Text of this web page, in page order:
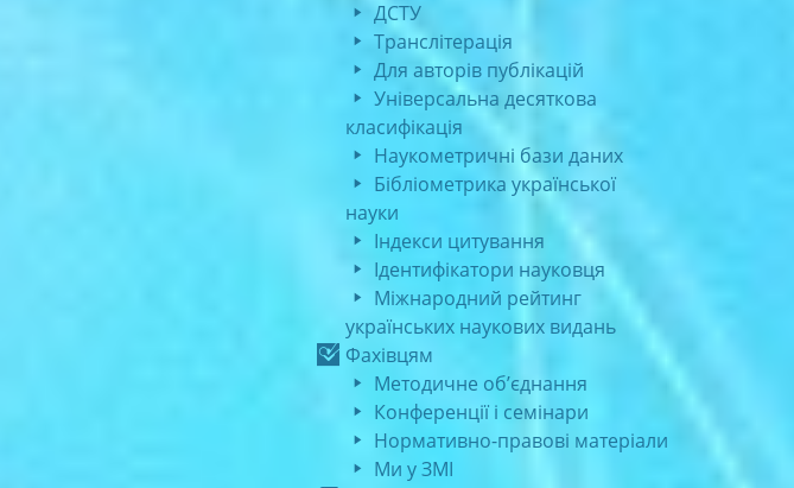
ДСТУ
Транслітерація
Для авторів публікацій
Універсальна десяткова
класифікація
Наукометричні бази даних
Бібліометрика української
науки
Індекси цитування
Ідентифікатори науковця
Міжнародний рейтинг
українських наукових видань
Фахівцям
Методичне об’єднання
Конференції і семінари
Нормативно-правові матеріали
Ми у ЗМІ